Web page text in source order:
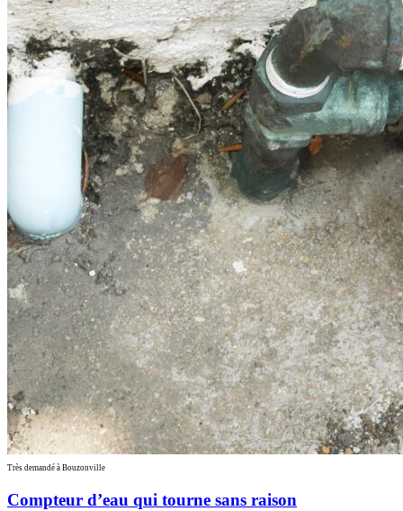
Très demandé à Bouzonville
Compteur d’eau qui tourne sans raison